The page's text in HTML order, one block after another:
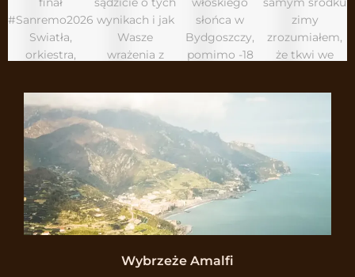
Wybrzeże Amalfi